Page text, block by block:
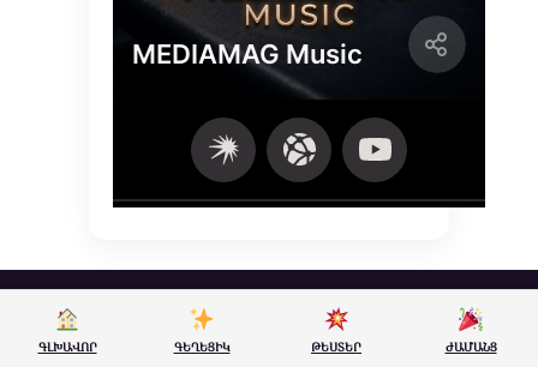
ԳԼԽԱՎՈՐ ԳԵՂԵՑԻԿ ԹԵՍՏԵՐ ԺԱՄԱՆՑ